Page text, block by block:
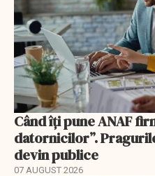
Când îți pune ANAF
datornicilor”.
devin publice
07 AUGUST 2026